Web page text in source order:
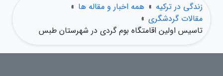
زندگی در ترکیه » همه اخبار و مقاله ها »
مقالات گردشگری »
تاسیس اولین اقامتگاه بوم گردی در شهرستان طبس